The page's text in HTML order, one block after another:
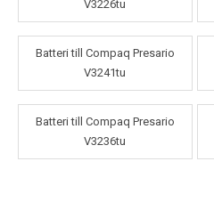
V3226tu
Batteri till Compaq Presario
V3241tu
Batteri till Compaq Presario
V3236tu